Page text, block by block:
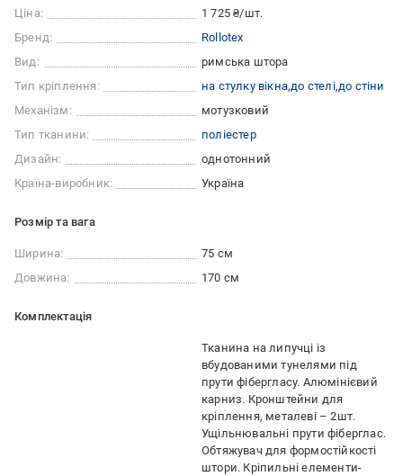
Ціна:
1 725 ₴/шт.
Бренд:
Rollotex
Вид:
римська штора
Тип кріплення:
на стулку вікна до стелі до стіни
Механізм:
мотузковий
Тип тканини:
поліестер
Дизайн:
однотонний
Країна-виробник:
Україна
Розмір та вага
Ширина:
75 см
Довжина:
170 см
Комплектація
Тканина на липучці із
вбудованими тунелями під
прути фібергласу. Алюмінієвий
карниз. Кронштейни для
кріплення, металеві – 2шт.
Ущільнювальні прути фіберглас.
Обтяжувач для формостійкості
штори. Кріпильні елементи-